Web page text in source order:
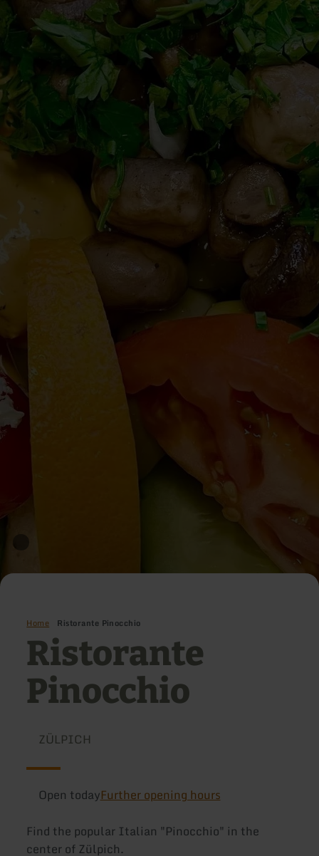
Home Ristorante Pinocchio
Ristorante
Pinocchio
ZÜLPICH
Open todayFurther opening hours
Find the popular Italian "Pinocchio" in the
center of Zülpich.